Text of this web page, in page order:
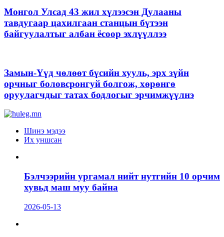
Монгол Улсад 43 жил хүлээсэн Дулааны
тавдугаар цахилгаан станцын бүтээн
байгуулалтыг албан ёсоор эхлүүллээ
Замын-Үүд чөлөөт бүсийн хууль, эрх зүйн
орчныг боловсронгуй болгож, хөрөнгө
оруулагчдыг татах бодлогыг эрчимжүүлнэ
Шинэ мэдээ
Их уншсан
Бэлчээрийн ургамал нийт нутгийн 10 орчим
хувьд маш муу байна
2026-05-13